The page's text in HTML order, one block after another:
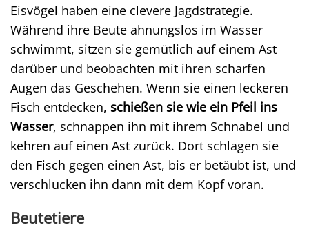
Eisvögel haben eine clevere Jagdstrategie.
Während ihre Beute ahnungslos im Wasser
schwimmt, sitzen sie gemütlich auf einem Ast
darüber und beobachten mit ihren scharfen
Augen das Geschehen. Wenn sie einen leckeren
Fisch entdecken, schießen sie wie ein Pfeil ins
Wasser, schnappen ihn mit ihrem Schnabel und
kehren auf einen Ast zurück. Dort schlagen sie
den Fisch gegen einen Ast, bis er betäubt ist, und
verschlucken ihn dann mit dem Kopf voran.
Beutetiere